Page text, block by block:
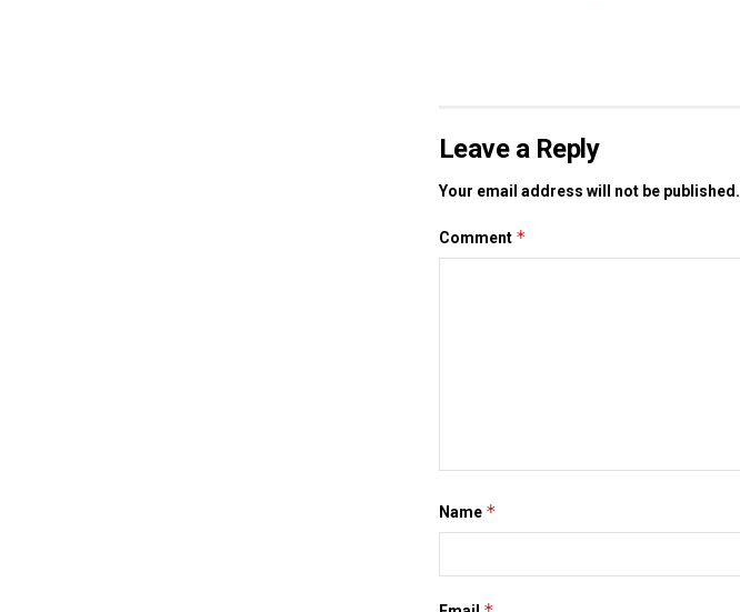
Leave a Reply
Your email address will not be published.
Comment *
Name *